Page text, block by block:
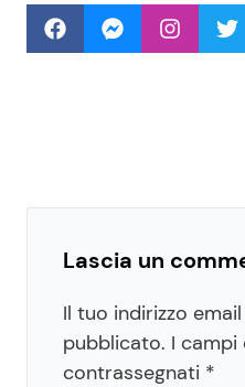
Lascia un
Il tuo indirizzo
pubblicato. I
contrassegnati *